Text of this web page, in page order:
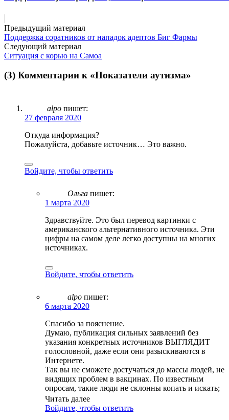
Предыдущий материал
Поддержка соратников от нападок адептов Биг Фармы
Следующий материал
Ситуация с корью на Самоа
(3) Комментарии к «Показатели аутизма»
alpo пишет:
27 февраля 2020
Откуда информация?
Пожалуйста, добавьте источник… Это важно.
Войдите, чтобы ответить
Ольга пишет:
1 марта 2020
Здравствуйте. Это был перевод картинки с
американского альтернативного источника. Эти
цифры на самом деле легко доступны на многих
источниках.
Войдите, чтобы ответить
alpo пишет:
6 марта 2020
Спасибо за пояснение.
Думаю, публикация сильных заявлений без
указания конкретных источников ВЫГЛЯДИТ
голословной, даже если они разыскиваются в
Интернете.
Так вы не сможете достучаться до массы людей, не
видящих проблем в вакцинах. По известным
опросам, такие люди не склонны копать и искать;
им нужно сразу «здесь и сейчас».
Слышали распространённое «на заборе тоже
Читать далее
Войдите, чтобы ответить